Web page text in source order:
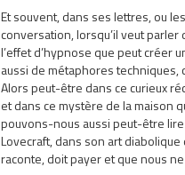
Et souvent, dans ses lettres, ou
conversation, lorsqu’il veut parler
l’effet d’hypnose que peut créer
aussi de métaphores techniques,
Alors peut-être dans ce curieux
et dans ce mystère de la maison
pouvons-nous aussi peut-être
Lovecraft, dans son art diabolique
raconte, doit payer et que nous